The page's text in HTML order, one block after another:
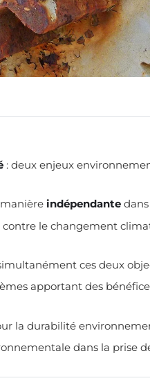
: deux enjeux
indépendante dans
contre le changement
ces deux
apportant des
la durabilité
dans la prise